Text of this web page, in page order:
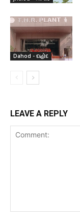
Dahod - દાહોદ
LEAVE A REPLY